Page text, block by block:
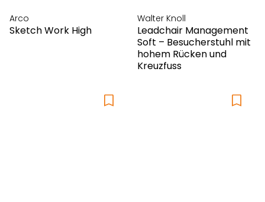
Arco
Sketch Work High
Walter Knoll
Leadchair Management
Soft – Besucherstuhl mit
hohem Rücken und
Kreuzfuss